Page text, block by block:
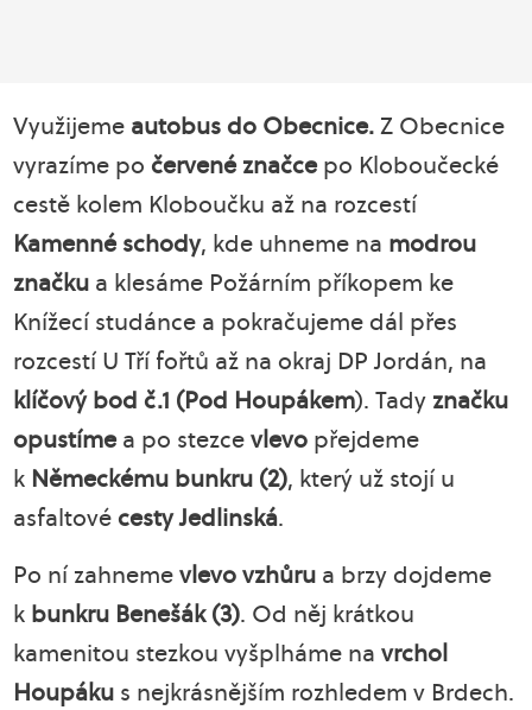
Využijeme autobus do Obecnice.Z Obecnice
vyrazíme počervené značcepo Kloboučecké
cestě kolem Kloboučku až na rozcestí
Kamenné schody, kde uhneme na modrou
značku a klesáme Požárním příkopem ke
Knížecí studánce a pokračujeme dál přes
rozcestí U Tří fořtů až na okraj DP Jordán, na
klíčový bod č.1 (Pod Houpákem). Tady značku
opustímea po stezcevlevo přejdeme
k Německému bunkru (2), který už stojí u
asfaltovécesty Jedlinská.
Po ní zahnemevlevo vzhůru a brzy dojdeme
k bunkru Benešák (3). Od něj krátkou
kamenitou stezkou vyšplháme navrchol
Houpáku s nejkrásnějším rozhledem v Brdech.